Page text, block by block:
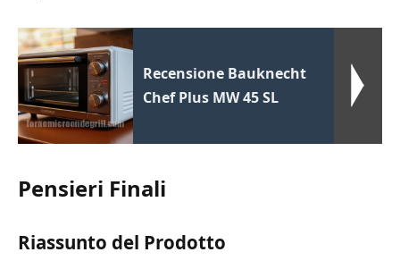
Recensione Bauknecht
Chef Plus MW 45 SL
Pensieri Finali
Riassunto del Prodotto